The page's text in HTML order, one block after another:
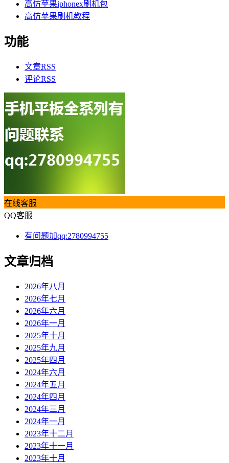
高仿苹果iphonex刷机包
高仿苹果刷机教程
功能
文章RSS
评论RSS
在线客服
QQ客服
有问题加qq:2780994755
文章归档
2026年八月
2026年七月
2026年六月
2026年一月
2025年十月
2025年九月
2025年四月
2024年六月
2024年五月
2024年四月
2024年三月
2024年一月
2023年十二月
2023年十一月
2023年十月